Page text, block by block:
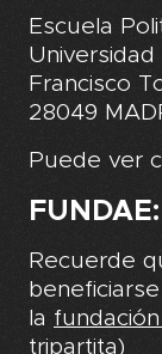
Escuela
Francisco
28049
Puede ver
FUNDAE:
Recuerde
la
tripartita)